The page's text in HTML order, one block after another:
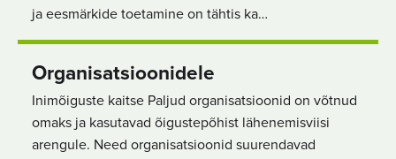
ja eesmärkide toetamine on tähtis ka…
Organisatsioonidele
Inimõiguste kaitse Paljud organisatsioonid on võtnud
omaks ja kasutavad õigustepõhist lähenemisviisi
arengule. Need organisatsioonid suurendavad